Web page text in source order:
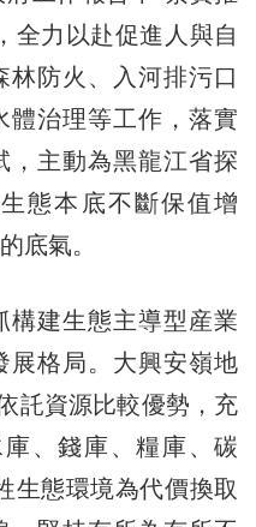
全力以赴促進人與自
林防火、入河排污口
體治理等工作，落實
，主動為黑龍江省探
態本底不斷保值增
底氣。
建生態主導型産業
展格局。大興安嶺地
託資源比較優勢，充
、錢庫、糧庫、碳
生態環境為代價換取